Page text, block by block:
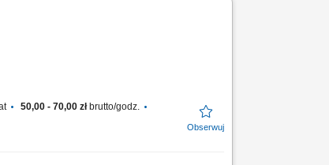
50,00 - 70,00 złbrutto/godz.